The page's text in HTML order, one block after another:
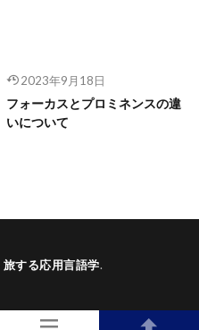
2023年9月18日
フォーカスとプロミネンスの違
いについて
旅する応用言語学.